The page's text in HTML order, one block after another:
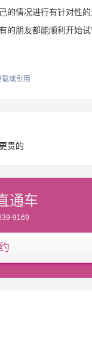
的情况进行有针对性
的朋友都能顺利开始
或引用
贵的
通车
9169